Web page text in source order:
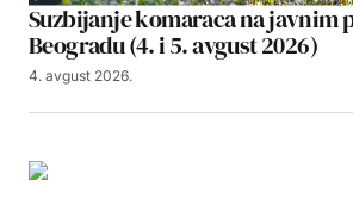
Suzbijanje komaraca na javnim
Beogradu (4. i 5. avgust 2026)
4. avgust 2026.